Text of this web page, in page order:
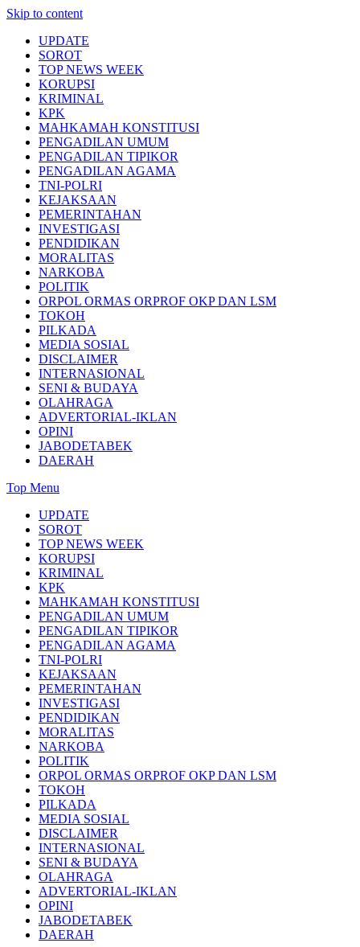
Skip to content
UPDATE
SOROT
TOP NEWS WEEK
KORUPSI
KRIMINAL
KPK
MAHKAMAH KONSTITUSI
PENGADILAN UMUM
PENGADILAN TIPIKOR
PENGADILAN AGAMA
TNI-POLRI
KEJAKSAAN
PEMERINTAHAN
INVESTIGASI
PENDIDIKAN
MORALITAS
NARKOBA
POLITIK
ORPOL ORMAS ORPROF OKP DAN LSM
TOKOH
PILKADA
MEDIA SOSIAL
DISCLAIMER
INTERNASIONAL
SENI & BUDAYA
OLAHRAGA
ADVERTORIAL-IKLAN
OPINI
JABODETABEK
DAERAH
Top Menu
UPDATE
SOROT
TOP NEWS WEEK
KORUPSI
KRIMINAL
KPK
MAHKAMAH KONSTITUSI
PENGADILAN UMUM
PENGADILAN TIPIKOR
PENGADILAN AGAMA
TNI-POLRI
KEJAKSAAN
PEMERINTAHAN
INVESTIGASI
PENDIDIKAN
MORALITAS
NARKOBA
POLITIK
ORPOL ORMAS ORPROF OKP DAN LSM
TOKOH
PILKADA
MEDIA SOSIAL
DISCLAIMER
INTERNASIONAL
SENI & BUDAYA
OLAHRAGA
ADVERTORIAL-IKLAN
OPINI
JABODETABEK
DAERAH